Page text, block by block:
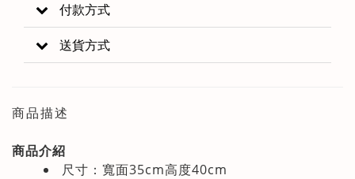
付款方式
送貨方式
商品描述
商品介紹
尺寸：寬面35cm高度40cm